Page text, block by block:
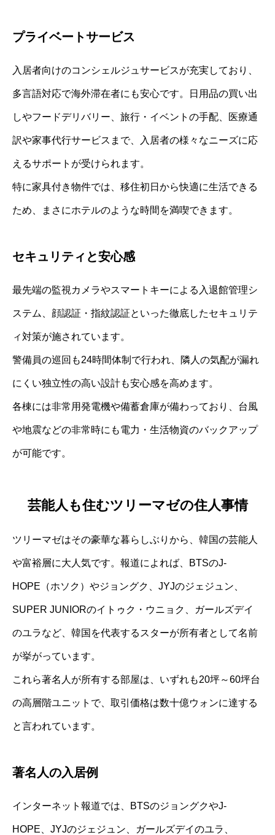
プライベートサービス
入居者向けのコンシェルジュサービスが充実しており、
多言語対応で海外滞在者にも安心です。日用品の買い出
しやフードデリバリー、旅行・イベントの手配、医療通
訳や家事代行サービスまで、入居者の様々なニーズに応
えるサポートが受けられます。
特に家具付き物件では、移住初日から快適に生活できる
ため、まさにホテルのような時間を満喫できます。
セキュリティと安心感
最先端の監視カメラやスマートキーによる入退館管理シ
ステム、顔認証・指紋認証といった徹底したセキュリテ
ィ対策が施されています。
警備員の巡回も24時間体制で行われ、隣人の気配が漏れ
にくい独立性の高い設計も安心感を高めます。
各棟には非常用発電機や備蓄倉庫が備わっており、台風
や地震などの非常時にも電力・生活物資のバックアップ
が可能です。
芸能人も住むツリーマゼの住人事情
ツリーマゼはその豪華な暮らしぶりから、韓国の芸能人
や富裕層に大人気です。報道によれば、BTSのJ-
HOPE（ホソク）やジョングク、JYJのジェジュン、
SUPER JUNIORのイトゥク・ウニョク、ガールズデイ
のユラなど、韓国を代表するスターが所有者として名前
が挙がっています。
これら著名人が所有する部屋は、いずれも20坪～60坪台
の高層階ユニットで、取引価格は数十億ウォンに達する
と言われています。
著名人の入居例
インターネット報道では、BTSのジョングクやJ-
HOPE、JYJのジェジュン、ガールズデイのユラ、